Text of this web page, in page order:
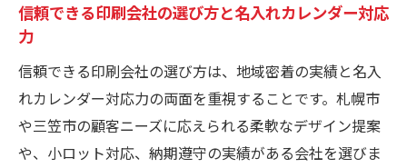
信頼できる印刷会社の選び方と名入れカレンダー対応
力
信頼できる印刷会社の選び方は、地域密着の実績と名入
れカレンダー対応力の両面を重視することです。札幌市
や三笠市の顧客ニーズに応えられる柔軟なデザイン提案
や、小ロット対応、納期遵守の実績がある会社を選びま